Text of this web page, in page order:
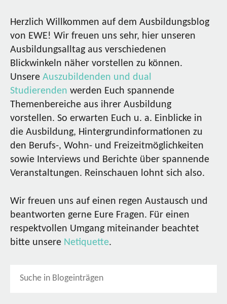
Herzlich Willkommen auf dem Ausbildungsblog
von EWE! Wir freuen uns sehr, hier unseren
Ausbildungsalltag aus verschiedenen
Blickwinkeln näher vorstellen zu können.
Unsere Auszubildenden und dual
Studierenden werden Euch spannende
Themenbereiche aus ihrer Ausbildung
vorstellen. So erwarten Euch u. a. Einblicke in
die Ausbildung, Hintergrundinformationen zu
den Berufs-, Wohn- und Freizeitmöglichkeiten
sowie Interviews und Berichte über spannende
Veranstaltungen. Reinschauen lohnt sich also.
Wir freuen uns auf einen regen Austausch und
beantworten gerne Eure Fragen. Für einen
respektvollen Umgang miteinander beachtet
bitte unsere Netiquette.